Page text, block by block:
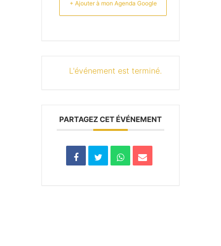
+ Ajouter à mon Agenda Google
L'événement est terminé.
PARTAGEZ CET ÉVÉNEMENT